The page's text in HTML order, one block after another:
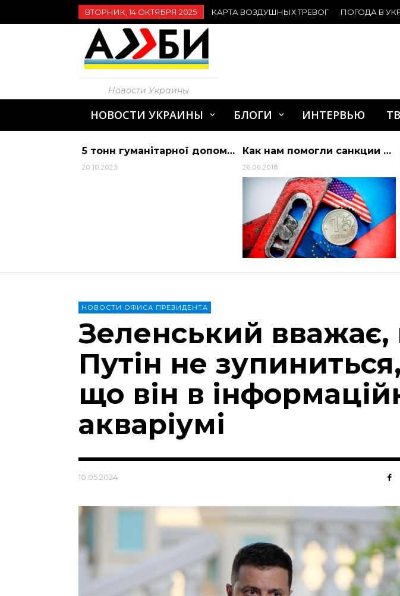
ВТОРНИК, 14 ОКТЯБРЯ 2025 КАРТА ВОЗДУШНЫХ ТРЕВОГ ПОГОДА В
Новости Украины
НОВОСТИ УКРАИНЫ БЛОГИ ИНТЕРВЬЮ
5 тонн гуманітарної допомоги для однієї з лікарень Дніпропетровської області — медики отримали якісне німецьке обладнання
20.10.2023
Как нам помогли санкции или прорывы в отечественной промышленности
26.06.2018
НОВОСТИ ОФИСА ПРЕЗИДЕНТА
Зеленський
Путін не
що він в
акваріумі
10.05.2024